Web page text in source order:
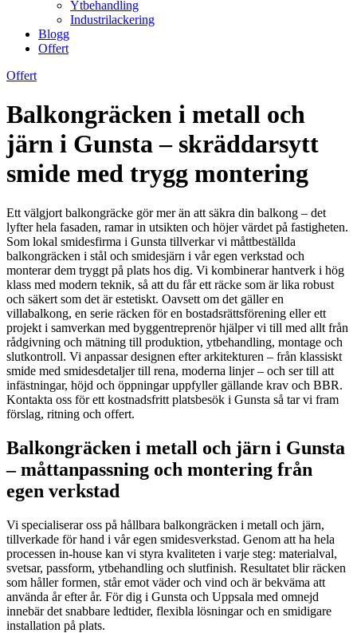
Ytbehandling
Industrilackering
Blogg
Offert
Offert
Balkongräcken i metall och
järn i Gunsta – skräddarsytt
smide med trygg montering
Ett välgjort balkongräcke gör mer än att säkra din balkong – det
lyfter hela fasaden, ramar in utsikten och höjer värdet på fastigheten.
Som lokal smidesfirma i Gunsta tillverkar vi måttbeställda
balkongräcken i stål och smidesjärn i vår egen verkstad och
monterar dem tryggt på plats hos dig. Vi kombinerar hantverk i hög
klass med modern teknik, så att du får ett räcke som är lika robust
och säkert som det är estetiskt. Oavsett om det gäller en
villabalkong, en serie räcken för en bostadsrättsförening eller ett
projekt i samverkan med byggentreprenör hjälper vi till med allt från
rådgivning och mätning till produktion, ytbehandling, montage och
slutkontroll. Vi anpassar designen efter arkitekturen – från klassiskt
smide med smidesdetaljer till rena, moderna linjer – och ser till att
infästningar, höjd och öppningar uppfyller gällande krav och BBR.
Kontakta oss för ett kostnadsfritt platsbesök i Gunsta så tar vi fram
förslag, ritning och offert.
Balkongräcken i metall och järn i Gunsta
– måttanpassning och montering från
egen verkstad
Vi specialiserar oss på hållbara balkongräcken i metall och järn,
tillverkade för hand i vår egen smidesverkstad. Genom att ha hela
processen in-house kan vi styra kvaliteten i varje steg: materialval,
svetsar, passform, ytbehandling och slutfinish. Resultatet blir räcken
som håller formen, står emot väder och vind och är bekväma att
använda år efter år. För dig i Gunsta och Uppsala med omnejd
innebär det snabbare ledtider, flexibla lösningar och en smidigare
installation på plats.